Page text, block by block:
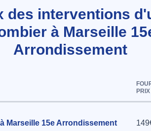
des interventions
à Marseille
Arrondissement
Marseille 15e Arrondissement